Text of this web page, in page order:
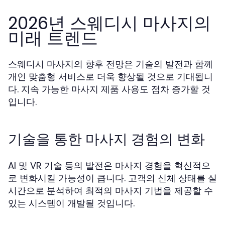
2026년 스웨디시 마사지의
미래 트렌드
스웨디시 마사지의 향후 전망은 기술의 발전과 함께
개인 맞춤형 서비스로 더욱 향상될 것으로 기대됩니
다. 지속 가능한 마사지 제품 사용도 점차 증가할 것
입니다.
기술을 통한 마사지 경험의 변화
AI 및 VR 기술 등의 발전은 마사지 경험을 혁신적으
로 변화시킬 가능성이 큽니다. 고객의 신체 상태를 실
시간으로 분석하여 최적의 마사지 기법을 제공할 수
있는 시스템이 개발될 것입니다.